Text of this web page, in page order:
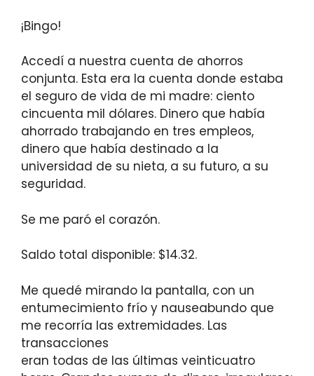
¡Bingo!
Accedí a nuestra cuenta de ahorros
conjunta. Esta era la cuenta donde estaba
el seguro de vida de mi madre: ciento
cincuenta mil dólares. Dinero que había
ahorrado trabajando en tres empleos,
dinero que había destinado a la
universidad de su nieta, a su futuro, a su
seguridad.
Se me paró el corazón.
Saldo total disponible: $14.32.
Me quedé mirando la pantalla, con un
entumecimiento frío y nauseabundo que
me recorría las extremidades. Las
transacciones
eran todas de las últimas veinticuatro